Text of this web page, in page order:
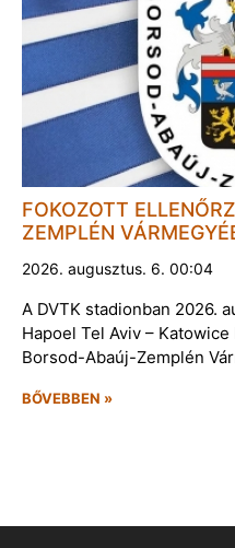
FOKOZOTT
ZEMPLÉN
2026. augusztus. 6. 00:04
A DVTK stadionban 2026.
Hapoel Tel Aviv –
Borsod-Abaúj-Zemplén
BŐVEBBEN »